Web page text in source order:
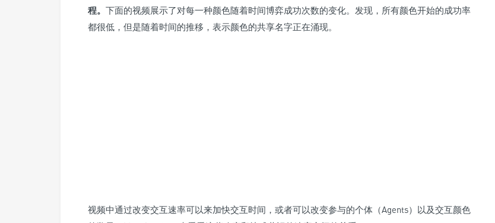
程。 下面的视频展示了对每一种颜色随着时间博弈成功次数的变化。发现，所有颜色开始的成功率
都很低，但是随着时间的推移，表示颜色的共享名字正在涌现。
视频中通过改变交互速率可以来加快交互时间，或者可以改变参与的个体（Agents）以及交互颜色